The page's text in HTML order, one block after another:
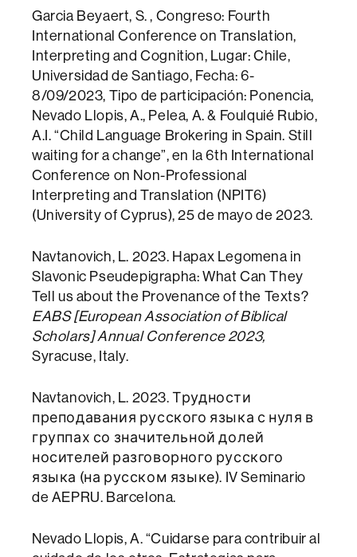
Garcia Beyaert, S. , Congreso: Fourth
International Conference on Translation,
Interpreting and Cognition, Lugar: Chile,
Universidad de Santiago, Fecha: 6-
8/09/2023, Tipo de participación: Ponencia,
Nevado Llopis, A., Pelea, A. & Foulquié Rubio,
A.I. “Child Language Brokering in Spain. Still
waiting for a change”, en la 6th International
Conference on Non-Professional
Interpreting and Translation (NPIT6)
(University of Cyprus), 25 de mayo de 2023.
Navtanovich, L. 2023. Hapax Legomena in
Slavonic Pseudepigrapha: What Can They
Tell us about the Provenance of the Texts?
EABS [European Association of Biblical
Scholars] Annual Conference 2023,
Syracuse, Italy.
Navtanovich, L. 2023. Трудности
преподавания русского языка с нуля в
группах со значительной долей
носителей разговорного русского
языка (на русском языке). IV Seminario
de AEPRU. Barcelona.
Nevado Llopis, A. “Cuidarse para contribuir al